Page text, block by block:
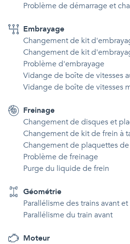
Problème de démarrage et
Embrayage
Changement de kit
Changement de kit
Problème d'embrayage
Vidange de boîte de vitesses
Vidange de boîte de vitesses
Freinage
Changement de disques et
Changement de kit de frein à
Changement de plaquettes
Problème de freinage
Purge du liquide de frein
Géométrie
Parallélisme des trains avant et
Parallélisme du train avant
Moteur